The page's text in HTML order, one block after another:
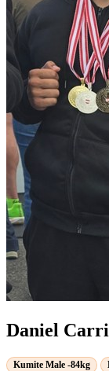
Daniel
Kumite Male -84kg